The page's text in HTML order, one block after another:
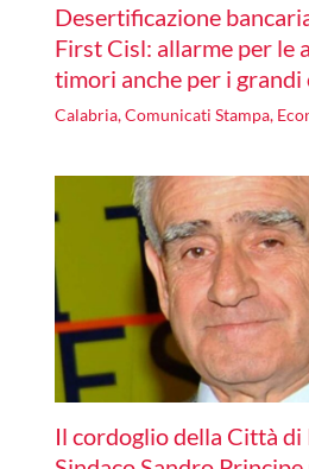
Desertificazione
First Cisl: allarme per le
timori anche per i grandi
Calabria,Comunicati Stampa,
Il cordoglio della Città di